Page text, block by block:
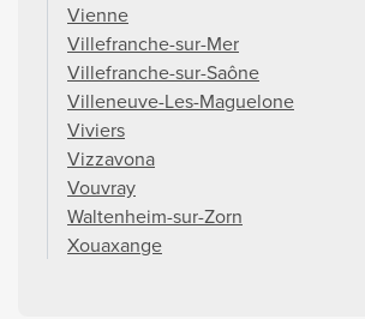
Vienne
Villefranche-sur-Mer
Villefranche-sur-Saône
Villeneuve-Les-Maguelone
Viviers
Vizzavona
Vouvray
Waltenheim-sur-Zorn
Xouaxange